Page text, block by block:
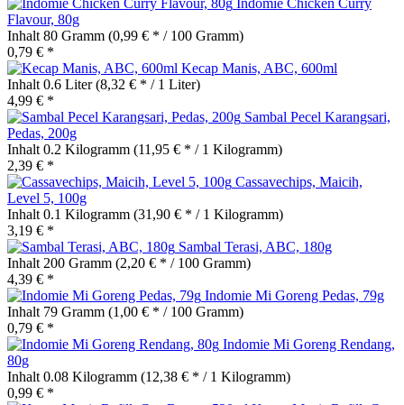
Flavour, 80g
Inhalt 80 Gramm (0,99 € * / 100 Gramm)
0,79 € *
Kecap Manis, ABC, 600ml
Inhalt 0.6 Liter(8,32 € * / 1 Liter)
4,99 € *
Sambal Pecel Karangsari,
Pedas, 200g
Inhalt 0.2 Kilogramm (11,95 € * / 1 Kilogramm)
2,39 € *
Cassavechips, Maicih,
Level 5, 100g
Inhalt 0.1 Kilogramm (31,90 € * / 1 Kilogramm)
3,19 € *
Sambal Terasi, ABC, 180g
Inhalt 200 Gramm (2,20 € * / 100 Gramm)
4,39 € *
Indomie Mi Goreng Pedas, 79g
Inhalt 79 Gramm (1,00 € * / 100 Gramm)
0,79 € *
Indomie Mi Goreng Rendang,
80g
Inhalt 0.08 Kilogramm (12,38 € * / 1 Kilogramm)
0,99 € *